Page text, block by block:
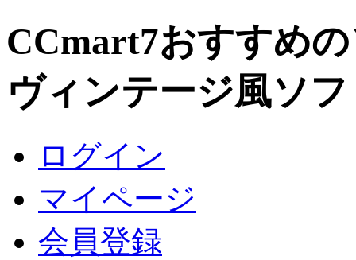
CCmart7おすすめ
ヴィンテージ風ソ
ログイン
マイページ
会員登録